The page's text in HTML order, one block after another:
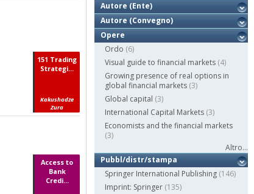
151 Trading
Strategi...
Kakushadze
Zura
Access to
Bank
Credi...
Autore (Ente)
Autore (Convegno)
Opere
Ordo (6)
Visual guide to financial markets (4)
Growing presence of real options in
global financial markets (3)
Global capital (3)
International Capital Markets (3)
Economists and the financial markets
(3)
Altro...
Pubbl/distr/stampa
Springer International Publishing (146)
Imprint: Springer (135)